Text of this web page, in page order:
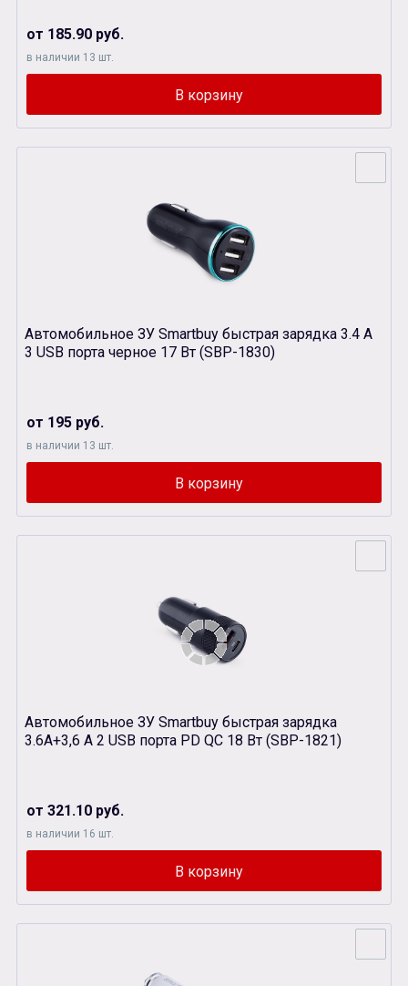
от 185.90 руб.
в наличии 13 шт.
Автомобильное ЗУ Smartbuy быстрая зарядка 3.4 А
3 USB порта черное 17 Вт (SBP-1830)
от 195 руб.
в наличии 13 шт.
Автомобильное ЗУ Smartbuy быстрая зарядка
3.6А+3,6 A 2 USB порта PD QC 18 Вт (SBP-1821)
от 321.10 руб.
в наличии 16 шт.